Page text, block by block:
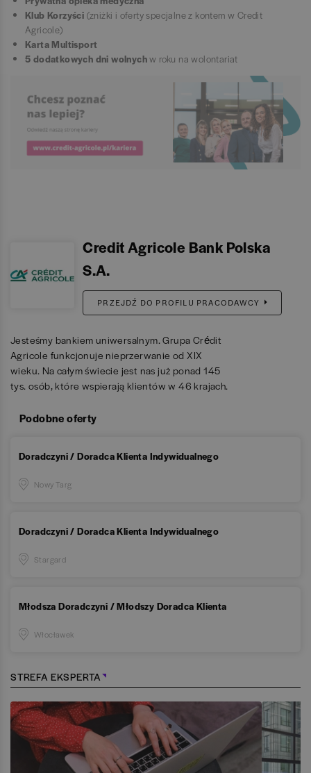
Klub Korzyści (zniżki i oferty specjalne z kontem w Credit
Agricole)
Karta Multisport
5 dodatkowych dni wolnychw roku na wolontariat
Credit Agricole Bank Polska
S.A.
PRZEJDŹ DO PROFILU PRACODAWCY
Jesteśmy bankiem uniwersalnym. Grupa Crédit
Agricole funkcjonuje nieprzerwanie od XIX
wieku. Na całym świecie jest nas już ponad 145
tys. osób, które wspierają klientów w 46 krajach.
Podobne oferty
Doradczyni / Doradca Klienta Indywidualnego
Nowy Targ
Doradczyni / Doradca Klienta Indywidualnego
Stargard
Młodsza Doradczyni / Młodszy Doradca Klienta
Włocławek
STREFA EKSPERTA